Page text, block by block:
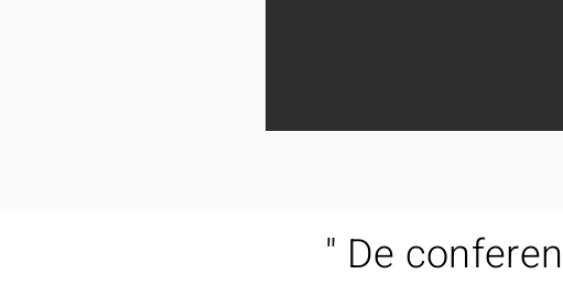
" De